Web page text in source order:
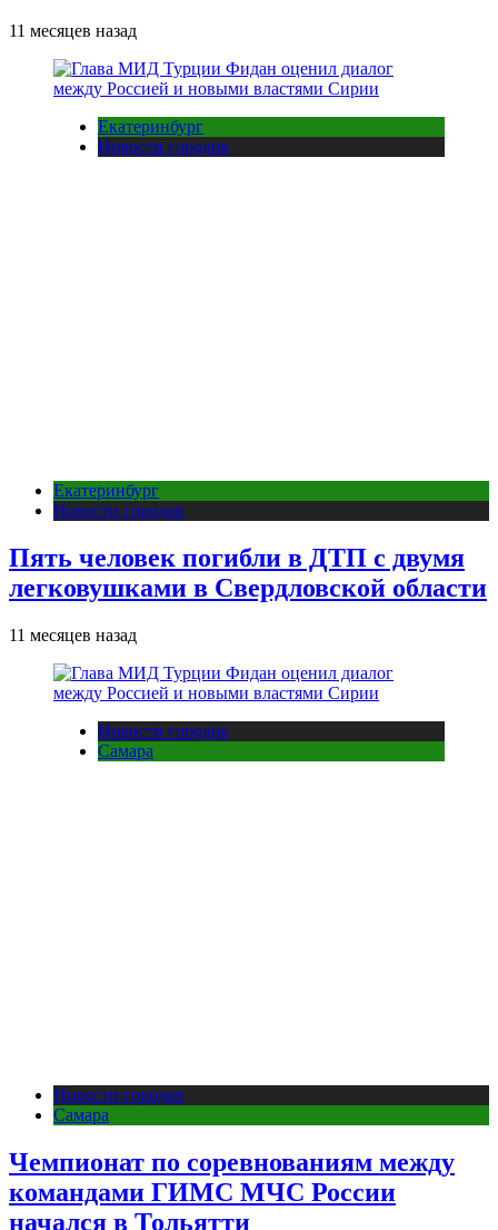
11 месяцев назад
Екатеринбург
Новости городов
Екатеринбург
Новости городов
Пять человек погибли в ДТП с двумя
легковушками в Свердловской области
11 месяцев назад
Новости городов
Самара
Новости городов
Самара
Чемпионат по соревнованиям между
командами ГИМС МЧС России
начался в Тольятти